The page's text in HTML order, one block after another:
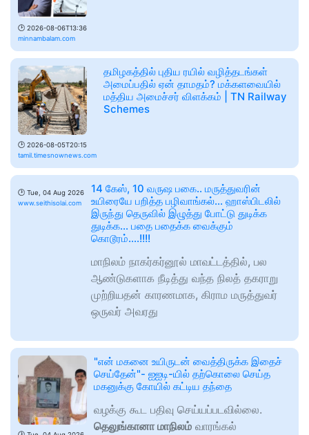
🕑 2026-08-06T13:36
minnambalam.com
🕑 2026-08-05T20:15
tamil.timesnownews.com
தமிழகத்தில் புதிய ரயில் வழித்தடங்கள்
அமைப்பதில் ஏன் தாமதம்? மக்களவையில்
மத்திய அமைச்சர் விளக்கம் | TN Railway
Schemes
🕑 Tue, 04 Aug 2026
www.seithisolai.com
14 கேஸ், 10 வருஷ பகை.. மருத்துவரின்
உயிரையே பறித்த பழிவாங்கல்… ஹாஸ்பிடலில்
இருந்து தெருவில் இழுத்து போட்டு துடிக்க
துடிக்க… பதை பதைக்க வைக்கும்
கொடூரம்….!!!!
மாநிலம் நாகர்கர்னூல் மாவட்டத்தில், பல
ஆண்டுகளாக நீடித்து வந்த நிலத் தகராறு
முற்றியதன் காரணமாக, கிராம மருத்துவர்
ஒருவர் அவரது
"என் மகனை உயிருடன் வைத்திருக்க இதைச்
செய்தேன்"- ஐஐடி-யில் தற்கொலை செய்த
மகனுக்கு கோயில் கட்டிய தந்தை
வழக்கு கூட பதிவு செய்யப்படவில்லை.
தெலுங்கானா மாநிலம் வாரங்கல்